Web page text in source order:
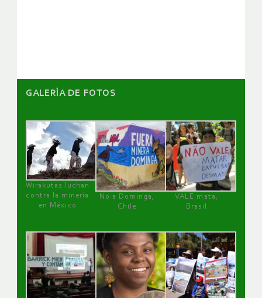
GALERÌA DE FOTOS
Wirakutas luchan
contra la minería
en México
No a Dominga,
Chile
VALE mata,
Brasil